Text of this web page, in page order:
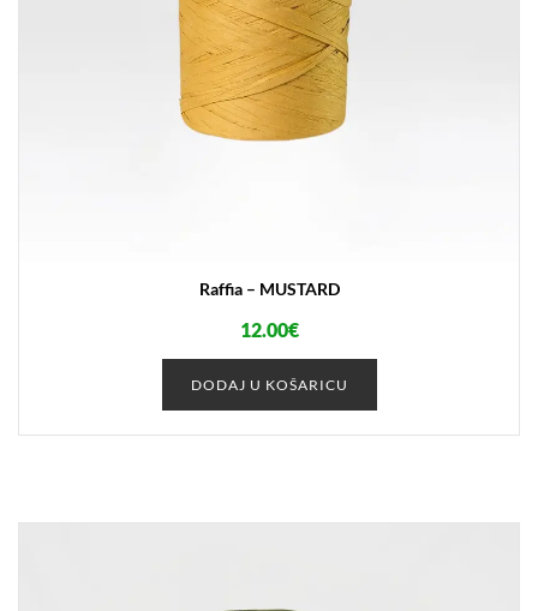
Raffia – MUSTARD
12.00€
DODAJ U KOŠARICU